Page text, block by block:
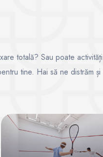
totală? Sau poate activități
tine. Hai să ne distrăm și